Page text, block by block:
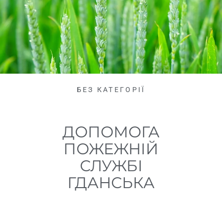
БЕЗ КАТЕГОРІЇ
ДОПОМОГА
ПОЖЕЖНІЙ
СЛУЖБІ
ГДАНСЬКА